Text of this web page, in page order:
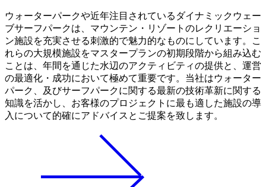
ウォーターパークや近年注目されているダイナミックウェー
ブサーフパークは、マウンテン・リゾートのレクリエーショ
ン施設を充実させる刺激的で魅力的なものにしています。こ
れらの大規模施設をマスタープランの初期段階から組み込む
ことは、年間を通じた水辺のアクティビティの提供と、運営
の最適化・成功において極めて重要です。当社はウォーター
パーク、及びサーフパークに関する最新の技術革新に関する
知識を活かし、お客様のプロジェクトに最も適した施設の導
入について的確にアドバイスとご提案を致します。